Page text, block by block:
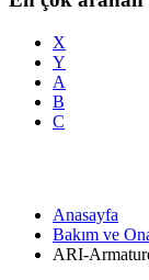
X
Y
A
B
C
Anasayfa
Bakım ve
ARI-